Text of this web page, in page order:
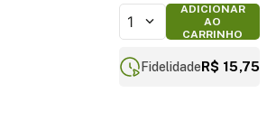
1
ADICIONAR
AO
CARRINHO
FidelidadeR$ 15,75